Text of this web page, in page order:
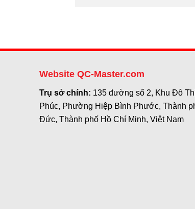
Website QC-Master.com
Trụ sở chính: 135 đường số 2, Khu Đô
Phúc, Phường Hiệp Bình Phước, Thành
Đức, Thành phố Hồ Chí Minh, Việt Nam